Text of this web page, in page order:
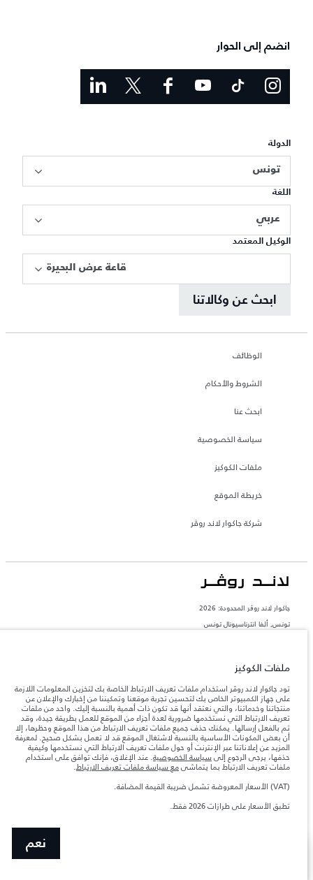
انضم إلى الحوار
الدولة
تونس
اللغة
عربي
الوكيل المعتمد
قاعة عرض البحيرة
ابحث عن وكالاتنا
الوظائف
الشروط والأحكام
ابحث عنا
سياسة الخصوصية
ملفات الكوكيز
خريطة الموقع
شركة جاكوار لاند روڤر
جاكوار لاند روڨر المحدودة: 2026
تونس, ألفا انترناسيونال تونس
والحمولة.
المعلومات والمواصفات والأسعار والألوان المذكورة على هذا الموقع قد تختلف من بلد إلى
آخر، كما أنّها قد تتغير بدون إشعار مسبق. الرجاء التواصل مع وكيلنا المحلي للتأكد من توفّرها
والتحقق من الأسعار.
ملاحظة مهمة حول الصور والمواصفات. إن النقص العالمي في أشباه الموصلات يؤثر حاليًا
في مواصفات تصميم السيارات وتوفر الخيارات وتوقيتات التصاميم. هذا ظرف ديناميكي
للغاية، ونتيجة لذلك، قد لا تمثّل الصور المستخدَمة ضمن موقع الويب حاليًا المواصفات الحالية
بالكامل بالنسبة إلى الميزات والخيارات والحلية ومجموعات الألوان. يرجى استشارة وكيلك الذي
سيتمكّن من تأكيد أي تقييدات حالية معك للسماح لك باتخاذ قرار مدروس
الأرقام المقدمة هي نتيجة لاختبارات المصنع الرسمية وفقاً لتشريعات الاتحاد الأوروبي. قد
الأرقام بغرض المقارنة فحسب.‎‎‎
ملفات الكوكيز
تود جاكوار لاند روڤر استخدام ملفات تعريف الارتباط الخاصة بك لتخزين المعلومات اللازمة
على جهاز الكمبيوتر الخاص بك لتحسين تجربة موقعنا وتمكيننا من إخبارك والإعلان عن
منتجاتنا وخدماتنا، والتي نعتقد أنها قد تكون ذات أهمية بالنسبة إليك. واحد من ملفات
تعريف الارتباط التي نستخدمها ضرورية لعدة أجزاء من الموقع للعمل بطريقة جيدة، وقد
تم بالفعل إرسالها. يمكنك حذف جميع ملفات تعريف الارتباط من هذا الموقع وحظرها، إلا
أن بعض المكونات الأساسية بالنسبة لاشتغال الموقع قد لا تعمل بشكل صحيح. لمعرفة
المزيد عن إعلاناتنا عبر الإنترنت أو حول ملفات تعريف الارتباط التي نستخدمها وكيفية
حذفها، يرجى الرجوع إلى سياسة الخصوصية. عند الإغلاق، فإنك توافق على استخدام
ملفات تعريف الارتباط بما يتماشىمع سياسة ملفات تعريف الارتباط.
(VAT) الأسعار المعروضة تشمل ضريبة القيمة المضافة.
تطبق الأسعار على طرازات 2026 فقط.
نعم
اكتشف رينج روڤر SV